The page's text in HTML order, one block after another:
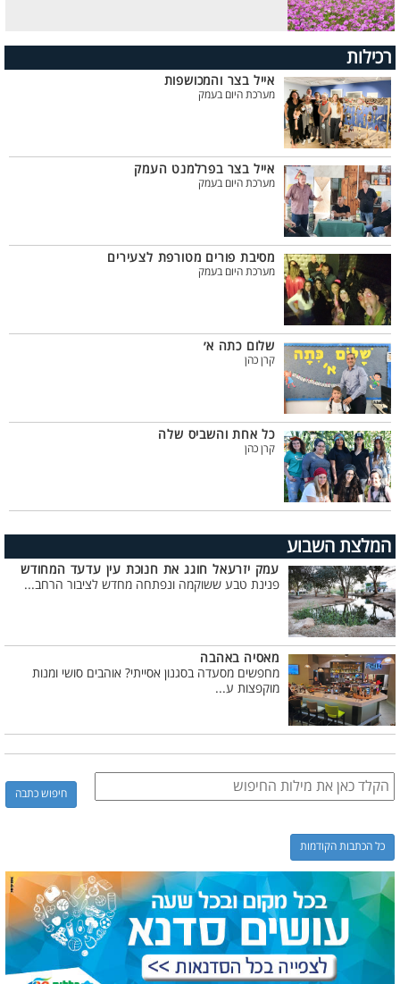
רכילות
אייל בצר והמכושפות
מערכת היום בעמק
אייל בצר בפרלמנט העמק
מערכת היום בעמק
מסיבת פורים מטורפת לצעירים
מערכת היום בעמק
שלום כתה א׳
קרן כהן
כל אחת והשביס שלה
קרן כהן
המלצת השבוע
עמק יזרעאל חוגג את חנוכת עין עדעד המחודש
פנינת טבע ששוקמה ונפתחה מחדש לציבור הרחב...
מאסיה באהבה
מחפשים מסעדה בסגנון אסייתי? אוהבים סושי ומנות
מוקפצות ע...
כל הכתבות הקודמות